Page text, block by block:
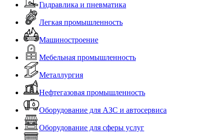
Гидравлика и пневматика
Легкая промышленность
Машиностроение
Мебельная промышленность
Металлургия
Нефтегазовая промышленность
Оборудование для АЗС и автосервиса
Оборудование для сферы услуг